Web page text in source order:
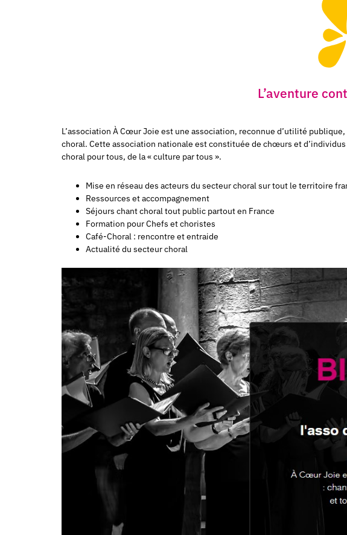
L’aventure
L’association À Cœur Joie est une association, reconnue d’utilité
choral. Cette association nationale est constituée de chœurs et d’individus
choral pour tous, de la « culture par tous ».
Mise en réseau des acteurs du secteur choral sur tout le territoire
Ressources et accompagnement
Séjours chant choral tout public partout en France
Formation pour Chefs et choristes
Café-Choral : rencontre et entraide
Actualité du secteur choral